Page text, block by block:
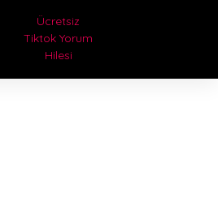
Ücretsiz
Tiktok Yorum
Hilesi